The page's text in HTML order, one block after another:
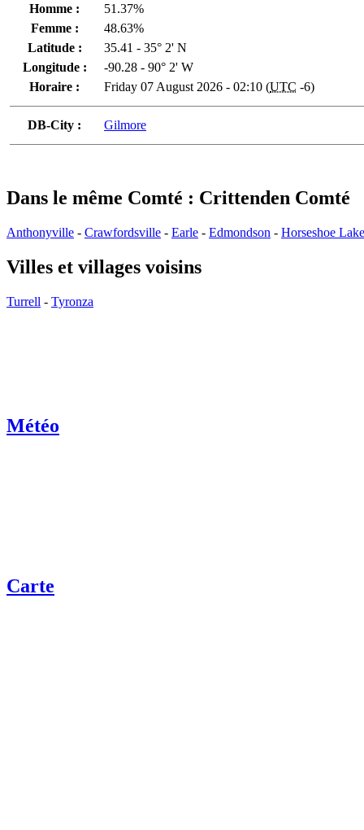
Homme :
51.37%
Femme :
48.63%
Latitude :
35.41 - 35° 2' N
Longitude :
-90.28 - 90° 2' W
Horaire :
Friday 07 August 2026 - 02:10 (UTC -6)
DB-City : Gilmore
Dans le même Comté : Crittenden Comté
Anthonyville - Crawfordsville - Earle - Edmondson - Horseshoe Lake
Villes et villages voisins
Turrell - Tyronza
Météo
Carte